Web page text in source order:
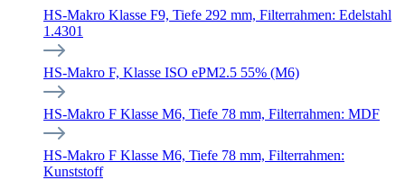
HS-Makro Klasse F9, Tiefe 292 mm, Filterrahmen: Edelstahl
1.4301
HS-Makro F, Klasse ISO ePM2.5 55% (M6)
HS-Makro F Klasse M6, Tiefe 78 mm, Filterrahmen: MDF
HS-Makro F Klasse M6, Tiefe 78 mm, Filterrahmen:
Kunststoff